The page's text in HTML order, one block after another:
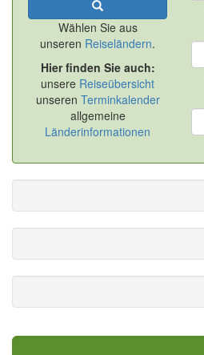
Wählen Sie aus
unseren Reiseländern.
Hier finden Sie auch:
unsere Reiseübersicht
unseren Terminkalender
allgemeine
Länderinformationen